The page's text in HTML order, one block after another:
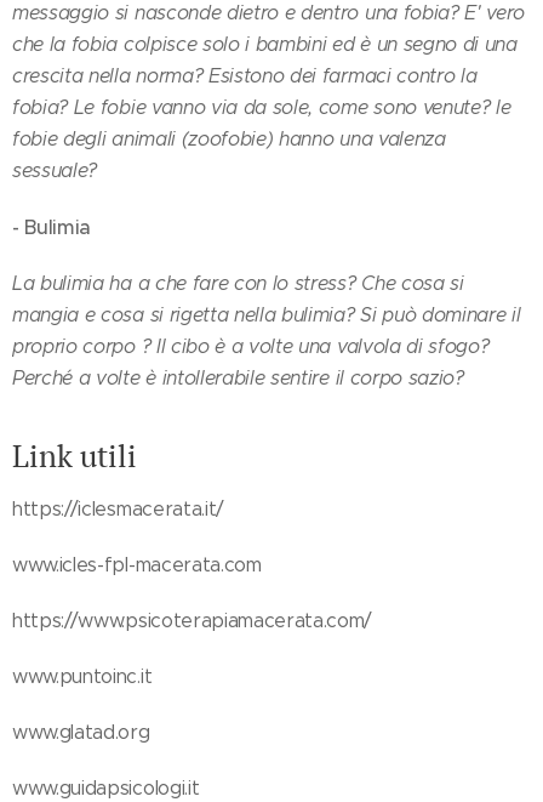
messaggio si nasconde dietro e dentro una fobia? E' vero
che la fobia colpisce solo i bambini ed è un segno di una
crescita nella norma? Esistono dei farmaci contro la
fobia? Le fobie vanno via da sole, come sono venute? le
fobie degli animali (zoofobie) hanno una valenza
sessuale?
- Bulimia
La bulimia ha a che fare con lo stress? Che cosa si
mangia e cosa si rigetta nella bulimia? Si può dominare il
proprio corpo ? Il cibo è a volte una valvola di sfogo?
Perché a volte è intollerabile sentire il corpo sazio?
Link utili
https://iclesmacerata.it/
www.icles-fpl-macerata.com
https://www.psicoterapiamacerata.com/
www.puntoinc.it
www.glatad.org
www.guidapsicologi.it